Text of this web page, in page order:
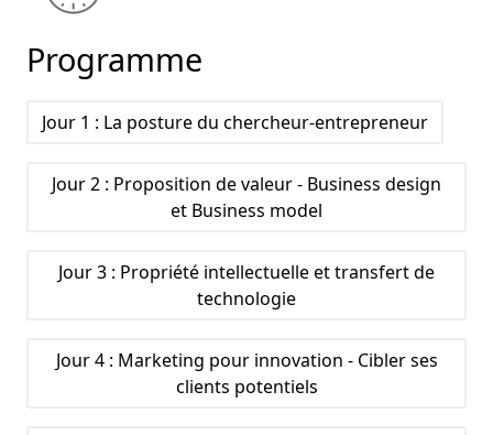
Programme
Jour 1 : La posture du chercheur-entrepreneur
Jour 2 : Proposition de valeur - Business design
et Business model
Jour 3 : Propriété intellectuelle et transfert de
technologie
Jour 4 : Marketing pour innovation - Cibler ses
clients potentiels